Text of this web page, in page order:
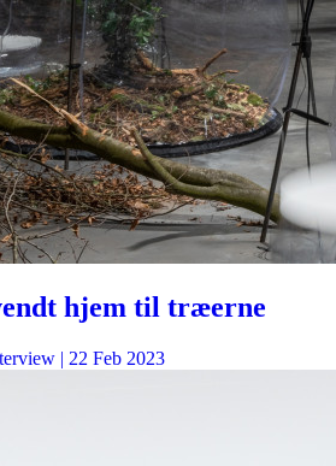
hjem til træerne
| 22 Feb 2023